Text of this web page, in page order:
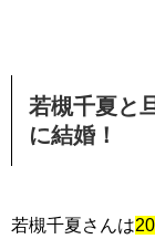
若槻千夏と
に結婚！
若槻千夏さんは